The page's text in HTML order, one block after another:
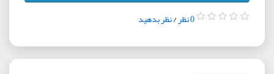
0 نظر /نظر بدهید